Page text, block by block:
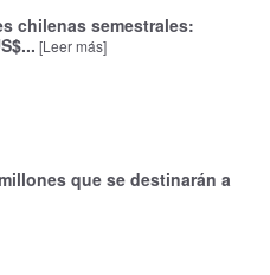
chilenas semestrales:
[Leer más]
que se destinarán a